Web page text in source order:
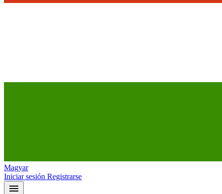
Magyar
Iniciar sesión Registrarse
menu